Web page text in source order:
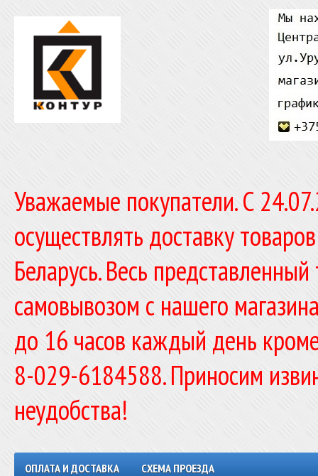
Уважаемые покупатели. C
осуществлять доставку
Беларусь. Весь
самовывозом с нашего
до 16 часов каждый день
8-029-6184588. Приносим
неудобства!
ОПЛАТА И ДОСТАВКА СХЕМА ПРОЕЗДА